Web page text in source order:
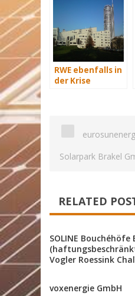
RWE ebenfalls in
der Krise
Solarpark Brakel
RELATED
SOLINE Bouchéhöfe
Vogler Roessink
voxenergie GmbH